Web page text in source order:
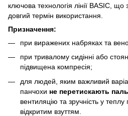
ключова технологія лінії BASIC, що
довгий термін використання.
Призначення:
при виражених набряках та
при тривалому сидінні або
підвищена компресія;
для людей, яким важливий
панчохи не перетискають
вентиляцію та зручність у
відкритим взуттям.